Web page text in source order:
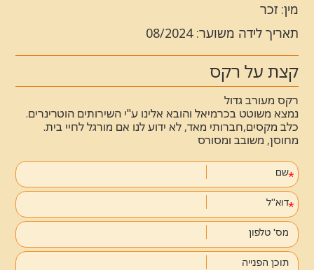
מין: זכר
תאריך לידה משוער: 08/2024
קצת על רקס
רקס מעורב גדול
נמצא משוטט בכרמיאל והובא אלינו ע"י השירותים הוטרינרים.
כלב מקסים,חברותי מאד, לא ידוע לנו אם מורגל לחיי בית.
מחוסן, משובב ומסורס
שם
דוא''ל
מס' טלפון
תוכן הפנייה